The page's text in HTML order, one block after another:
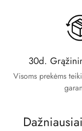
30d.
Visoms prekėms